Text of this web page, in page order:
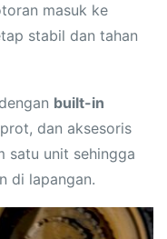
masuk ke
stabil dan tahan
built-in
dan aksesoris
satu unit sehingga
di lapangan.